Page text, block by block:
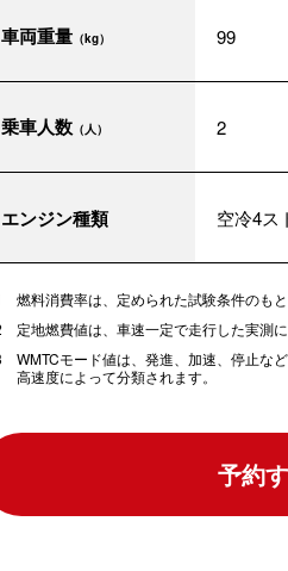
車両重量 （kg） 99
乗車人数 （人） 2
エンジン種類 空冷4ス
燃料消費率は、定められた試験条件のも
定地燃費値は、車速一定で走行した実測
WMTCモード値は、発進、加速、停止な
高速度によって分類されます。
予約